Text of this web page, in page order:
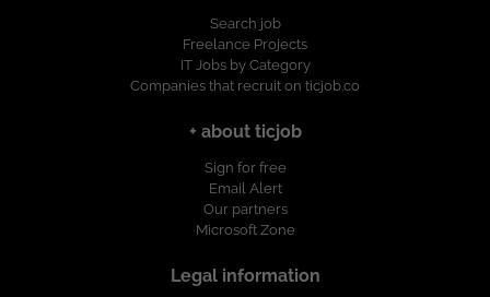
Search job
Freelance Projects
IT Jobs by Category
Companies that recruit on ticjob.co
+ about ticjob
Sign for free
Email Alert
Our partners
Microsoft Zone
Legal information